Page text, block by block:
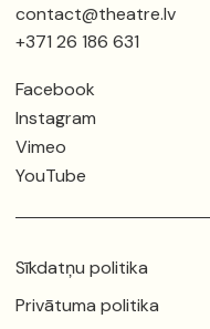
contact@theatre.lv
+371 26 186 631
Facebook
Instagram
Vimeo
YouTube
Sīkdatņu politika
Privātuma politika